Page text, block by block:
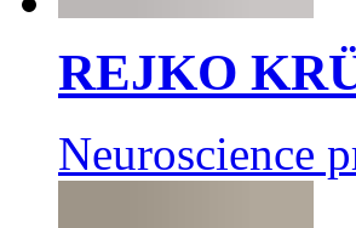
REJKO
Neuroscience